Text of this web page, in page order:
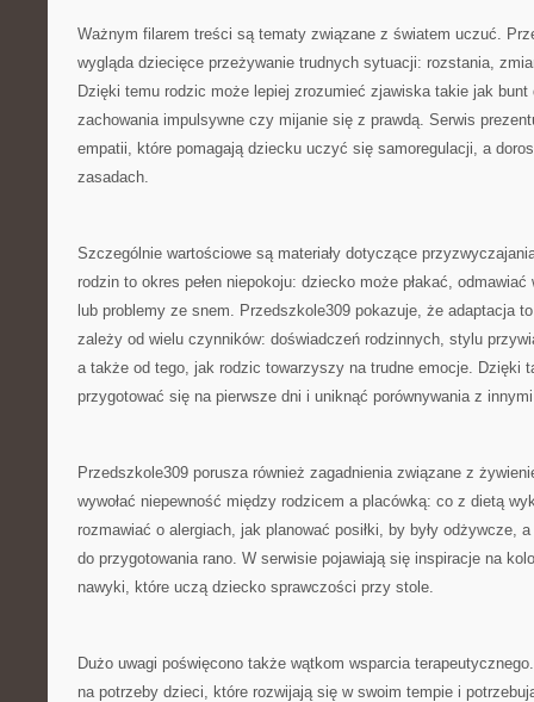
Ważnym filarem treści są tematy związane z światem uczuć.
wygląda dziecięce przeżywanie trudnych sytuacji: rozstania,
Dzięki temu rodzic może lepiej zrozumieć zjawiska takie jak bunt
zachowania impulsywne czy mijanie się z prawdą. Serwis
empatii, które pomagają dziecku uczyć się samoregulacji, a
zasadach.
Szczególnie wartościowe są materiały dotyczące
rodzin to okres pełen niepokoju: dziecko może płakać,
lub problemy ze snem. Przedszkole309 pokazuje, że adaptacja
zależy od wielu czynników: doświadczeń rodzinnych, stylu
a także od tego, jak rodzic towarzyszy na trudne emocje. Dzięki
przygotować się na pierwsze dni i uniknąć porównywania z
Przedszkole309 porusza również zagadnienia związane z
wywołać niepewność między rodzicem a placówką: co z dietą
rozmawiać o alergiach, jak planować posiłki, by były odżywcze,
do przygotowania rano. W serwisie pojawiają się inspiracje na
nawyki, które uczą dziecko sprawczości przy stole.
Dużo uwagi poświęcono także wątkom wsparcia
na potrzeby dzieci, które rozwijają się w swoim tempie i